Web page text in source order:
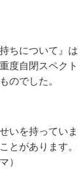
ちについて』
度自閉スペク
のでした。
いを持ってい
とがあります
）